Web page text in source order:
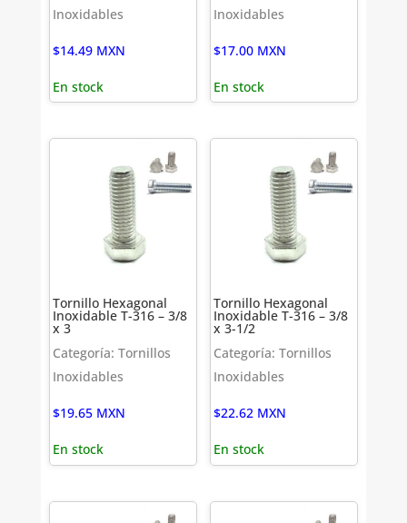
Inoxidables
$14.49 MXN
En stock
Inoxidables
$17.00 MXN
En stock
Tornillo Hexagonal
Inoxidable T-316 – 3/8
x 3
Categoría: Tornillos
Inoxidables
$19.65 MXN
En stock
Tornillo Hexagonal
Inoxidable T-316 – 3/8
x 3-1/2
Categoría: Tornillos
Inoxidables
$22.62 MXN
En stock